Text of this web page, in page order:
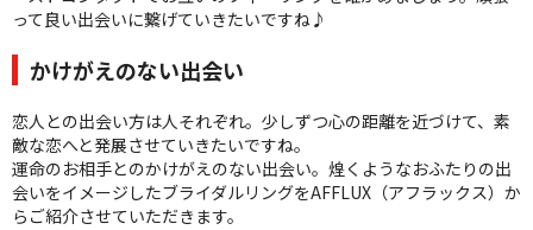
って良い出会いに繋げていきたいですね♪
かけがえのない出会い
恋人との出会い方は人それぞれ。少しずつ心の距離を近づけて、素
敵な恋へと発展させていきたいですね。
運命のお相手とのかけがえのない出会い。煌くようなおふたりの出
会いをイメージしたブライダルリングをAFFLUX（アフラックス）か
らご紹介させていただきます。